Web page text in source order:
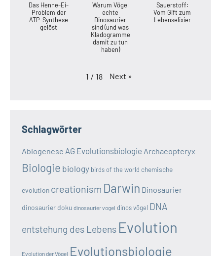
Das Henne-Ei-
Problem der
ATP-Synthese
gelöst
Warum Vögel
echte
Dinosaurier
sind (und was
Kladogramme
damit zu tun
haben)
Sauerstoff:
Vom Gift zum
Lebenselixier
1 / 18 Next »
Schlagwörter
Abiogenese AG Evolutionsbiologie Archaeopteryx
Biologie biology birds of the world chemische
evolution creationism Darwin Dinosaurier
dinosaurier doku dinosaurier vogel dinos vögel DNA
entstehung des Lebens Evolution
Evolution der Vögel Evolutionsbiologie